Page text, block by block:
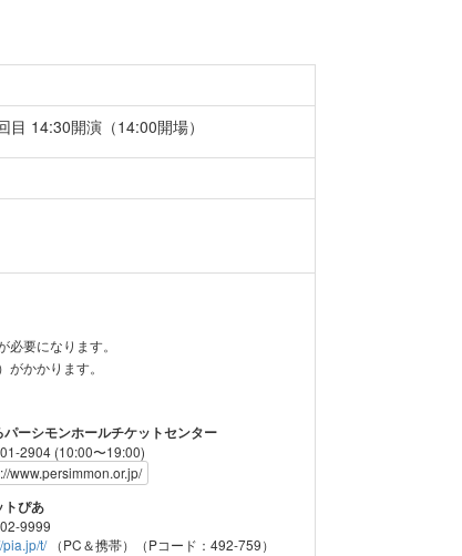
14:30開演（14:00開場）
要になります。
かかります。
パーシモンホールチケットセンター
2904 (10:00〜19:00)
www.persimmon.or.jp/
トぴあ
9999
pia.jp/t/（PC＆携帯）（Pコード：492-759）